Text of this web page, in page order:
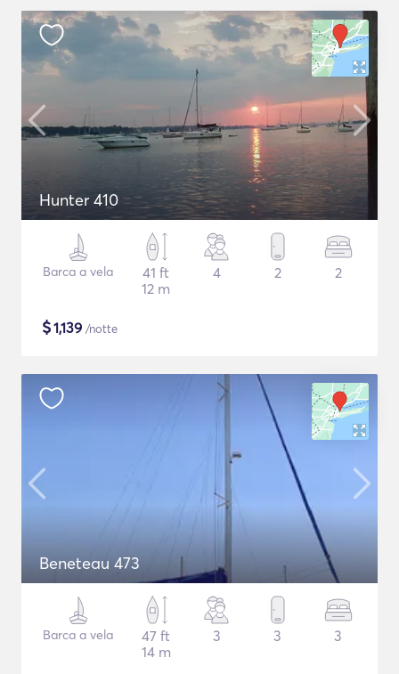
Hunter 410
Barca a vela
41 ft
12 m
4 2 2
$1,139 /notte
Beneteau 473
Barca a vela
47 ft
14 m
3 3 3